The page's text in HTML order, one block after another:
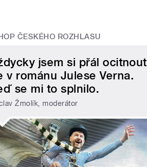
ČESKÉHO ROZHLASU
jsem si přál ocitnout
v románu Julese Verna.
se mi to splnilo.
Žmolík, moderátor